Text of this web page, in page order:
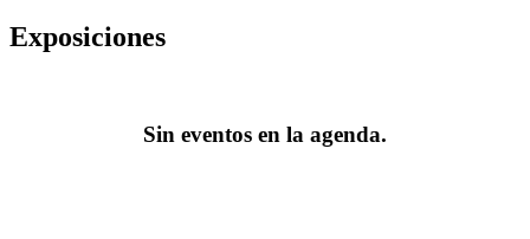
Exposiciones
Sin eventos en la agenda.